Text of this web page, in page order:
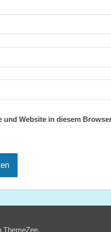
und Website in diesem
ThemeZee.